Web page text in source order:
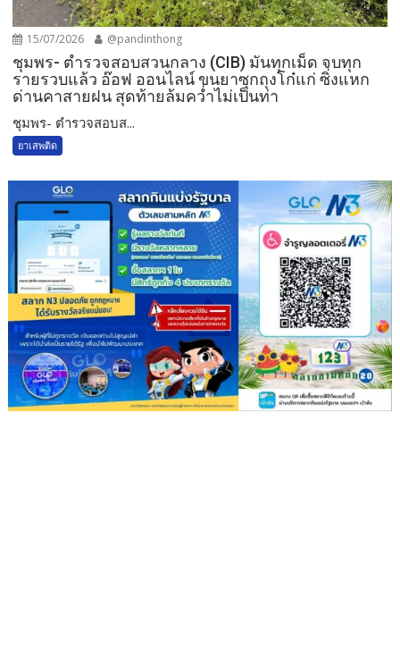
15/07/2026 @pandinthong
ชุมพร- ตำรวจสอบสวนกลาง (CIB) มันทุกเม็ด จบทุก
รายรวบแล้ว อ๊อฟ ออนไลน์ ขนยาซุกถุงโก๋แก่ ซิ่งแหก
ด่านคาสายฝน สุดท้ายล้มคว่ำไม่เป็นท่า
ชุมพร- ตำรวจสอบส...
ยาเสพติด